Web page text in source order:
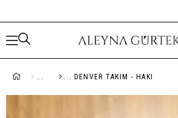
DENVER TAKIM - HAKI